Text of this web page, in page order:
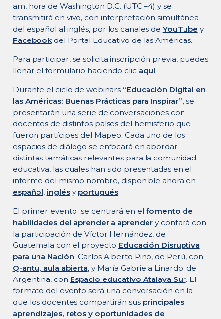
am, hora de Washington D.C. (UTC –4) y se
transmitirá en vivo, con interpretación simultánea
del español al inglés, por los canales de YouTube y
Facebookdel Portal Educativo de las Américas.
Para participar, se solicita inscripción previa, puedes
llenar el formulario haciendo clic aquí.
Durante el ciclo de webinars “Educación Digital en
las Américas: Buenas Prácticas para Inspirar”, se
presentarán una serie de conversaciones con
docentes de distintos países del hemisferio que
fueron partícipes del Mapeo. Cada uno de los
espacios de diálogo se enfocará en abordar
distintas temáticas relevantes para la comunidad
educativa, las cuales han sido presentadas en el
informe del mismo nombre, disponible ahora en
español, inglésy portugués.
El primer evento se centrará en el fomento de
habilidades del aprender a aprendery contará con
la participación de Víctor Hernández, de
Guatemala con el proyecto Educación Disruptiva
para una Nación Carlos Alberto Pino, de Perú, con
Q-antu, aula abierta, y María Gabriela Linardo, de
Argentina, con Espacio educativo Atalaya Sur. El
formato del evento será una conversación en la
que los docentes compartirán sus principales
aprendizajes, retos y oportunidades de